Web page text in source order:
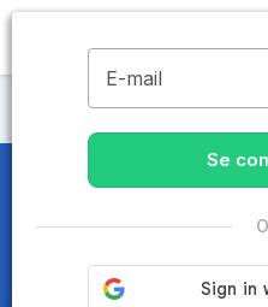
Maisons de retraite
Maisons de
Saint-Pair-
E-mail
Se